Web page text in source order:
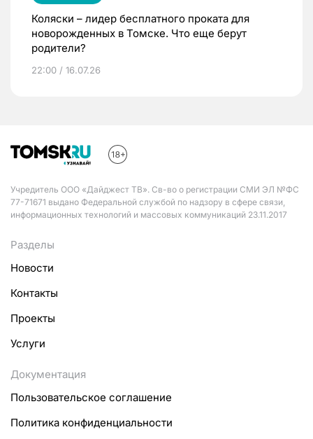
Коляски – лидер бесплатного проката для
новорожденных в Томске. Что еще берут
родители?
22:00 / 16.07.26
Учредитель ООО «Дайджест ТВ». Св-во о регистрации СМИ ЭЛ №ФС
77-71671 выдано Федеральной службой по надзору в сфере связи,
информационных технологий и массовых коммуникаций 23.11.2017
Разделы
Новости
Контакты
Проекты
Услуги
Документация
Пользовательское соглашение
Политика конфиденциальности